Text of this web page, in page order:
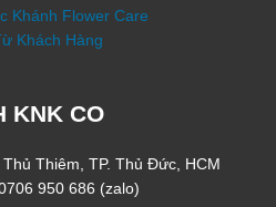
Khánh Flower Care
Khách Hàng
KNK CO
Thiêm, TP. Thủ Đức, HCM
950 686 (zalo)